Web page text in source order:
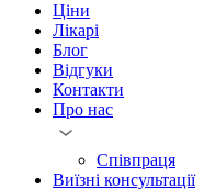
Ціни
Лікарі
Блог
Відгуки
Контакти
Про нас
Співпраця
Виїзні консультації